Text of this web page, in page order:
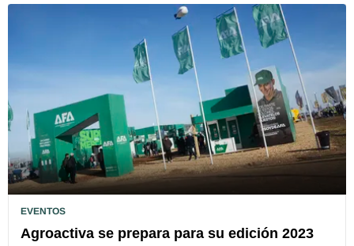
EVENTOS
Agroactiva se prepara para su edición 2023